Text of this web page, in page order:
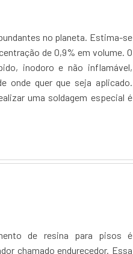
no planeta. Estima-se
de 0,9% em volume. O
inodoro e não inflamável,
onde quer que seja aplicado.
uma soldagem especial é
de resina para pisos é
chamado endurecedor. Essa